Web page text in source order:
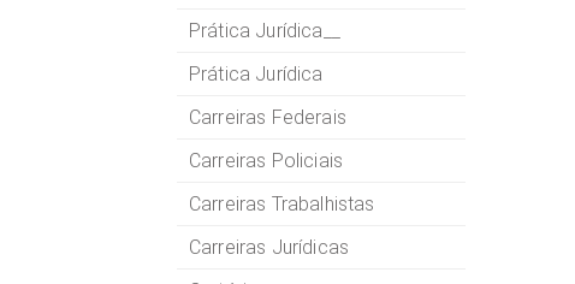
Prática Jurídica__
Prática Jurídica
Carreiras Federais
Carreiras Policiais
Carreiras Trabalhistas
Carreiras Jurídicas